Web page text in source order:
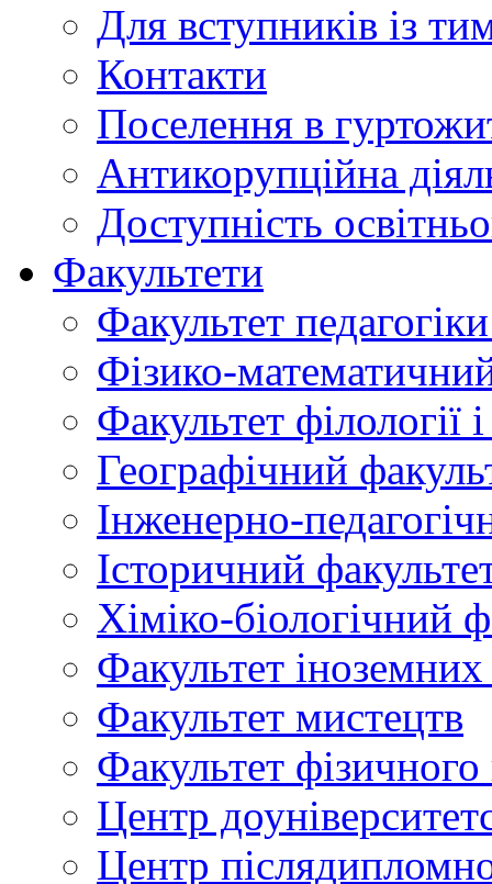
Для вступників із
Контакти
Поселення в
Антикорупційна
Доступність
Факультети
Факультет
Фізико-
Факультет філології
Географічний
Інженерно-
Історичний
Хіміко-біологічний
Факультет
Факультет мистецтв
Факультет
Центр
Центр